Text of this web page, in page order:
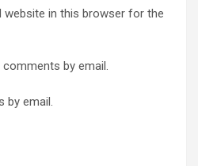
website in this browser for the
by email.
by email.